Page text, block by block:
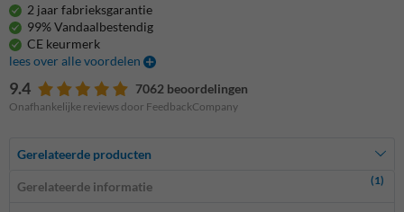
2 jaar fabrieksgarantie
99% Vandaalbestendig
CE keurmerk
lees over alle voordelen
9.4 7062 beoordelingen
Onafhankelijke reviews door FeedbackCompany
Gerelateerde producten
Gerelateerde informatie (1)